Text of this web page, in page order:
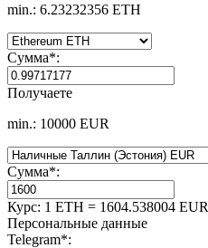
min.: 6.23232356 ETH
Сумма*:
Получаете
min.: 10000 EUR
Сумма*:
Курс: 1 ETH = 1604.538004 EUR
Персональные данные
Telegram*: